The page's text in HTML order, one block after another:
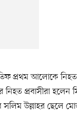
প্রথম আলোকে নিহত
প্রবাসীরা হলেন
সলিম উল্লাহর ছেলে